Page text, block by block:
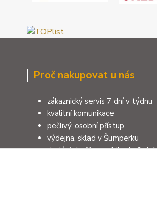
Proč nakupovat u nás
zákaznický servis 7 dní v týdnu
kvalitní komunikace
pečlivý, osobní přístup
výdejna, sklad v Šumperku
dodání zboží zpravidla do 3 dnů